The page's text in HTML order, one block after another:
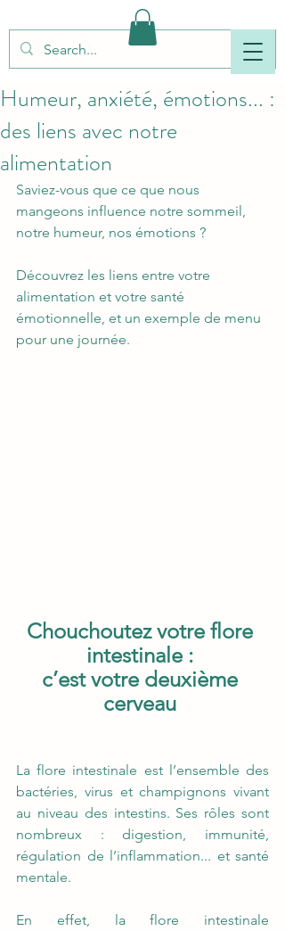
Humeur, anxiété, émotions... :
des liens avec notre
alimentation
Saviez-vous que ce que nous
mangeons influence notre sommeil,
notre humeur, nos émotions ?
Découvrez les liens entre votre
alimentation et votre santé
émotionnelle, et un exemple de menu
pour une journée.
Chouchoutez votre flore
intestinale :
c’est votre deuxième
cerveau
La flore intestinale est l’ensemble des
bactéries, virus et champignons vivant
au niveau des intestins. Ses rôles sont
nombreux : digestion, immunité,
régulation de l’inflammation... et santé
mentale.
En effet, la flore intestinale